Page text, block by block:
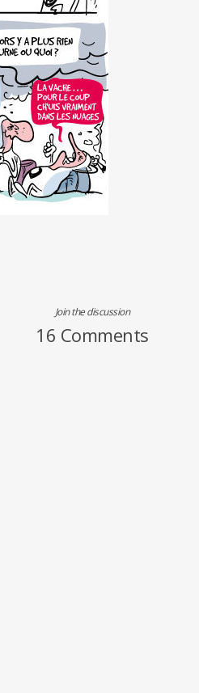
Join the discussion
16 Comments